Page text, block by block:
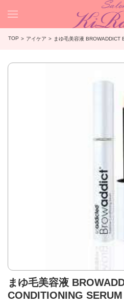
TOP アイケア まゆ毛美容液 BROWADDICT
まゆ毛美容液
CONDITIONING SERUM